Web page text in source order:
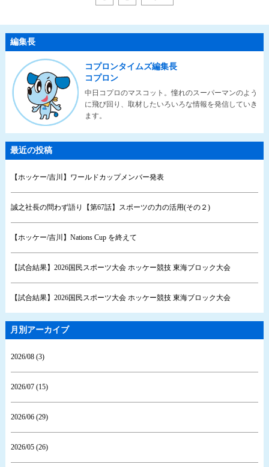
編集長
コプロンタイムズ編集長
コプロン
中日コプロのマスコット。憧れのスーパーマンのよう
に飛び回り、取材したいろいろな情報を発信していき
ます。
最近の投稿
【ホッケー/吉川】ワールドカップメンバー発表
誠之社長の問わず語り【第67話】スポーツの力の活用(その２)
【ホッケー/吉川】Nations Cup を終えて
【試合結果】2026国民スポーツ大会 ホッケー競技 東海ブロック大会
【試合結果】2026国民スポーツ大会 ホッケー競技 東海ブロック大会
月別アーカイブ
2026/08 (3)
2026/07 (15)
2026/06 (29)
2026/05 (26)